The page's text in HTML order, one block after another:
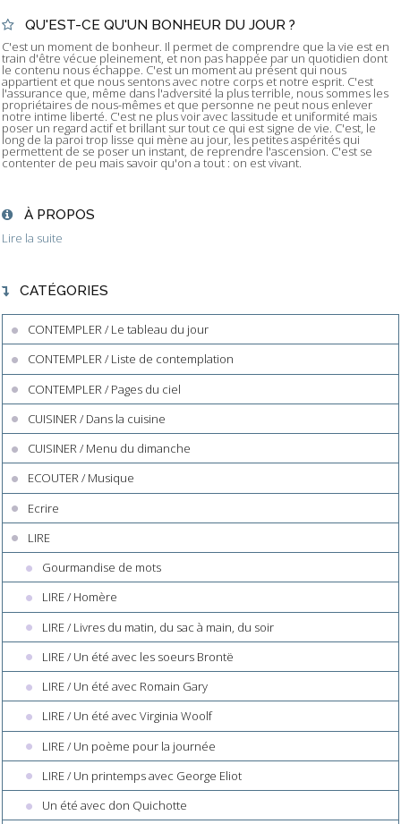
QU'EST-CE QU'UN BONHEUR DU JOUR ?
C'est un moment de bonheur. Il permet de comprendre que la vie est en
train d'être vécue pleinement, et non pas happée par un quotidien dont
le contenu nous échappe. C'est un moment au présent qui nous
appartient et que nous sentons avec notre corps et notre esprit. C'est
l'assurance que, même dans l'adversité la plus terrible, nous sommes les
propriétaires de nous-mêmes et que personne ne peut nous enlever
notre intime liberté. C'est ne plus voir avec lassitude et uniformité mais
poser un regard actif et brillant sur tout ce qui est signe de vie. C'est, le
long de la paroi trop lisse qui mène au jour, les petites aspérités qui
permettent de se poser un instant, de reprendre l'ascension. C'est se
contenter de peu mais savoir qu'on a tout : on est vivant.
À PROPOS
Lire la suite
CATÉGORIES
CONTEMPLER / Le tableau du jour
CONTEMPLER / Liste de contemplation
CONTEMPLER / Pages du ciel
CUISINER / Dans la cuisine
CUISINER / Menu du dimanche
ECOUTER / Musique
Ecrire
LIRE
Gourmandise de mots
LIRE / Homère
LIRE / Livres du matin, du sac à main, du soir
LIRE / Un été avec les soeurs Brontë
LIRE / Un été avec Romain Gary
LIRE / Un été avec Virginia Woolf
LIRE / Un poème pour la journée
LIRE / Un printemps avec George Eliot
Un été avec don Quichotte